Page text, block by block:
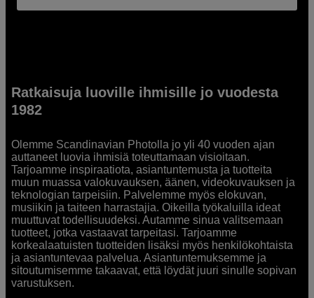
Ratkaisuja luoville ihmisille jo vuodesta
1982
Olemme Scandinavian Photolla jo yli 40 vuoden ajan
auttaneet luovia ihmisiä toteuttamaan visioitaan.
Tarjoamme inspiraatiota, asiantuntemusta ja tuotteita
muun muassa valokuvauksen, äänen, videokuvauksen ja
teknologian tarpeisiin. Palvelemme myös elokuvan,
musiikin ja taiteen harrastajia. Oikeilla työkaluilla ideat
muuttuvat todellisuudeksi. Autamme sinua valitsemaan
tuotteet, jotka vastaavat tarpeitasi. Tarjoamme
korkealaatuisten tuotteiden lisäksi myös henkilökohtaista
ja asiantuntevaa palvelua. Asiantuntemuksemme ja
sitoutumisemme takaavat, että löydät juuri sinulle sopivan
varustuksen.